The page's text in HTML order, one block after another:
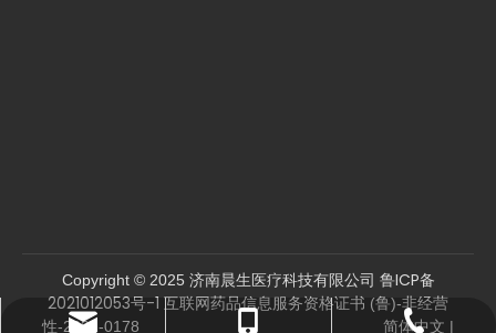
sales04@jngxj.cn
13864134550
0531-81287962
Copyright © 2025 济南晨生医疗科技有限公司 鲁ICP备
2021012053号-1 互联网药品信息服务资格证书 (鲁)-非经营
性-2021-0178 简体中文 |